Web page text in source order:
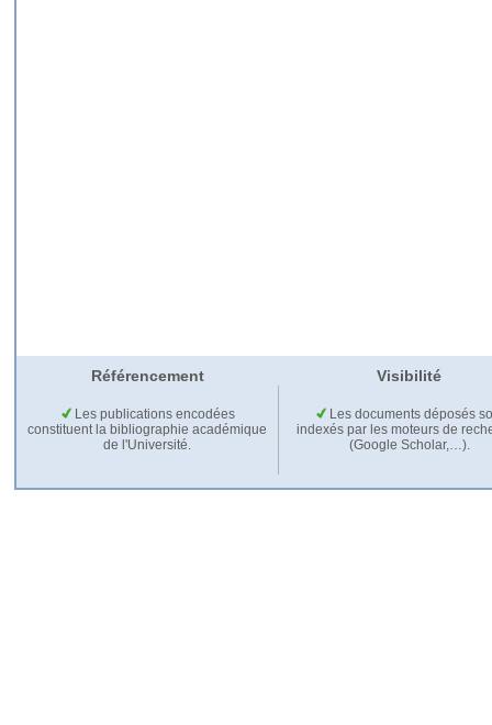
Référencement Visibilité
Les publications encodées
constituent la bibliographie académique
de l'Université.
Les documents déposés
indexés par les moteurs de
(Google Scholar,…).